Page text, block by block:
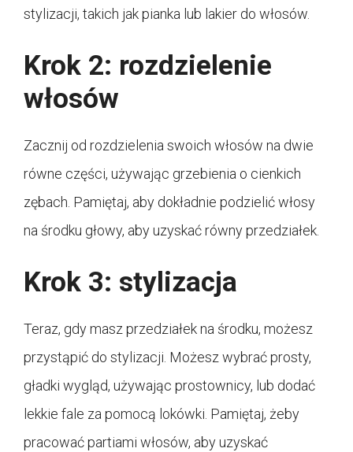
stylizacji, takich jak pianka lub lakier do włosów.
Krok 2: rozdzielenie
włosów
Zacznij od rozdzielenia swoich włosów na dwie
równe części, używając grzebienia o cienkich
zębach. Pamiętaj, aby dokładnie podzielić włosy
na środku głowy, aby uzyskać równy przedziałek.
Krok 3: stylizacja
Teraz, gdy masz przedziałek na środku, możesz
przystąpić do stylizacji. Możesz wybrać prosty,
gładki wygląd, używając prostownicy, lub dodać
lekkie fale za pomocą lokówki. Pamiętaj, żeby
pracować partiami włosów, aby uzyskać